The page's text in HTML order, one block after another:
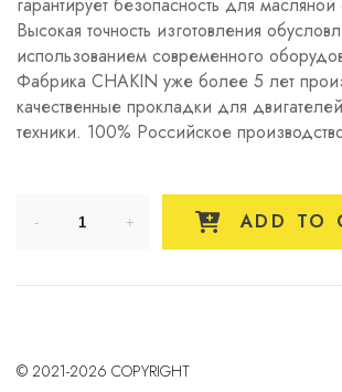
Высокая точность изготовления
использованием современного
Фабрика CHAKIN уже более 5 лет
качественные прокладки для
техники. 100% Российское
ADD TO
© 2021-2026 COPYRIGHT